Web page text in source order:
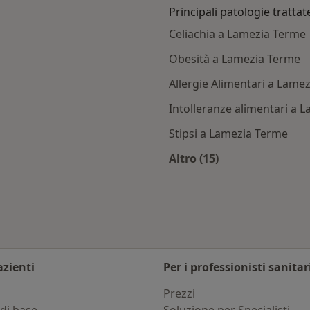
Principali patologie
Celiachia a Lamezia Terme
Obesità a Lamezia Terme
Allergie Alimentari a
Intolleranze alimentari a
Stipsi a Lamezia Terme
Altro (15)
Per i professionisti
Prezzi